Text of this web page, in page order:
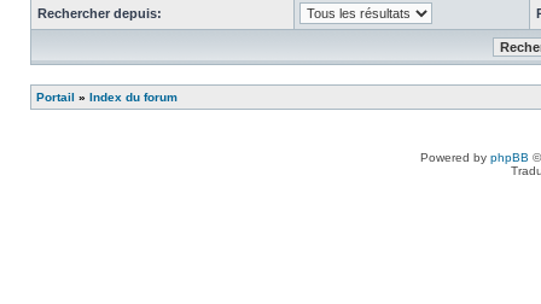
Rechercher depuis:
Portail » Index du forum
Powered by phpBB